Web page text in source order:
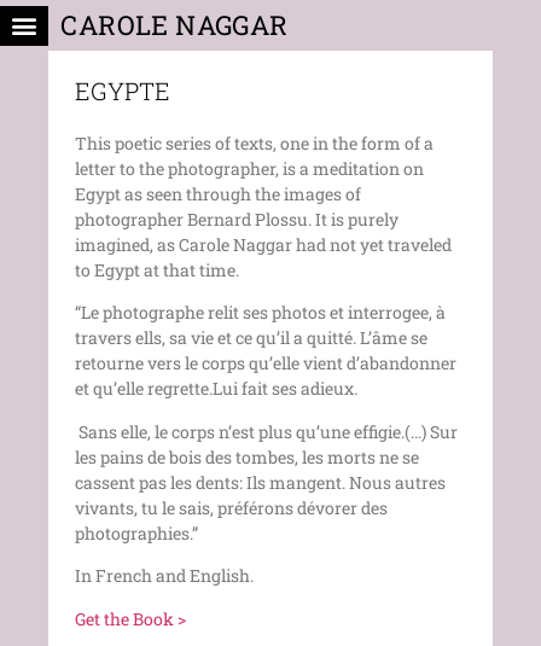
CAROLE NAGGAR
EGYPTE
This poetic series of texts, one in the form of a
letter to the photographer, is a meditation on
Egypt as seen through the images of
photographer Bernard Plossu. It is purely
imagined, as Carole Naggar had not yet traveled
to Egypt at that time.
“Le photographe relit ses photos et interrogee, à
travers ells, sa vie et ce qu’il a quitté. L’âme se
retourne vers le corps qu’elle vient d’abandonner
et qu’elle regrette.Lui fait ses adieux.
Sans elle, le corps n’est plus qu’une effigie.(…) Sur
les pains de bois des tombes, les morts ne se
cassent pas les dents: Ils mangent. Nous autres
vivants, tu le sais, préférons dévorer des
photographies.”
In French and English.
Get the Book >